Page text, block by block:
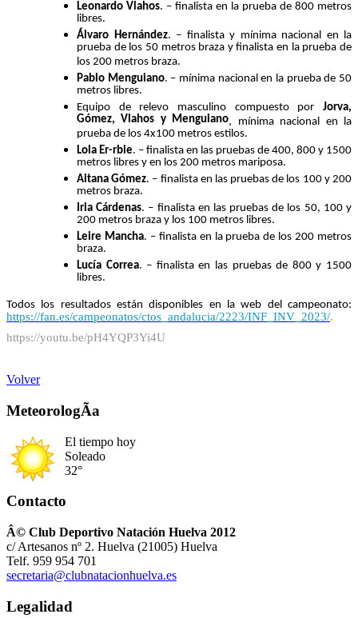
Leonardo Vlahos. – finalista en la prueba de 800 metros
libres.
Álvaro Hernández. – finalista y mínima nacional en la
prueba de los 50 metros braza y finalista en la prueba de
los 200 metros braza.
Pablo Menguiano. – mínima nacional en la prueba de 50
metros libres.
Equipo de relevo masculino compuesto por Jorva,
Gómez, Vlahos y Menguiano, mínima nacional en la
prueba de los 4x100 metros estilos.
Lola Er-rbie. – finalista en las pruebas de 400, 800 y 1500
metros libres y en los 200 metros mariposa.
Aitana Gómez. – finalista en las pruebas de los 100 y 200
metros braza.
Iria Cárdenas. – finalista en las pruebas de los 50, 100 y
200 metros braza y los 100 metros libres.
Leire Mancha. – finalista en la prueba de los 200 metros
braza.
Lucía Correa. – finalista en las pruebas de 800 y 1500
libres.
Todos los resultados están disponibles en la web del campeonato:
https://fan.es/campeonatos/ctos_andalucia/2223/INF_INV_2023/.
https://youtu.be/pH4YQP3Yi4U
Volver
MeteorologÃ­a
El tiempo hoy
Soleado
32°
Contacto
Â© Club Deportivo Natación Huelva 2012
c/ Artesanos nº 2. Huelva (21005) Huelva
Telf. 959 954 701
secretaria@clubnatacionhuelva.es
Legalidad